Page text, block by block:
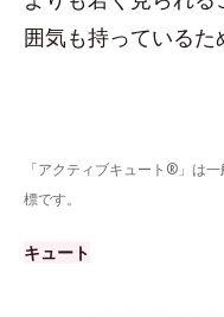
囲気も持っているた
「アクティブキュート®」は
標です。
キュート